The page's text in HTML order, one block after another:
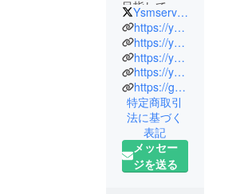
目指して
様々なWeb
サービス、
アプリケー
ション、
ゲームの開
発を行って
います。
Ysmservice1
https://ysmfilm.net
https://ysmserv.com
https://yrin.rin.so
https://ysmwiki.net
https://games.ysmserv.com
特定商取引
法に基づく
表記
メッセー
ジを送る